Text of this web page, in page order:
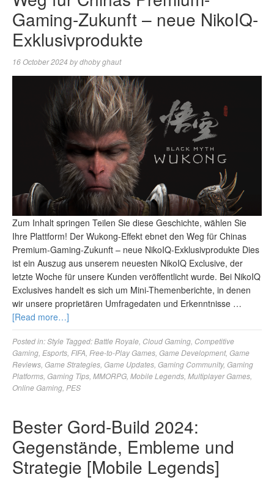
Gaming-Zukunft – neue NikoIQ-
Exklusivprodukte
16 October 2024 bydhoby ghaut
Zum Inhalt springen Teilen Sie diese Geschichte, wählen Sie
Ihre Plattform! Der Wukong-Effekt ebnet den Weg für Chinas
Premium-Gaming-Zukunft – neue NikoIQ-Exklusivprodukte Dies
ist ein Auszug aus unserem neuesten NikoIQ Exclusive, der
letzte Woche für unsere Kunden veröffentlicht wurde. Bei NikoIQ
Exclusives handelt es sich um Mini-Themenberichte, in denen
wir unsere proprietären Umfragedaten und Erkenntnisse …
[Read more…]
Posted in:Style Tagged:Battle Royale Cloud Gaming Competitive
Gaming Esports FIFA Free-to-Play Games Game Development, Game
Reviews Game Strategies Game Updates Gaming Community, Gaming
Platforms Gaming Tips MMORPG Mobile Legends Multiplayer Games
Online Gaming PES
Bester Gord-Build 2024:
Gegenstände, Embleme und
Strategie [Mobile Legends]